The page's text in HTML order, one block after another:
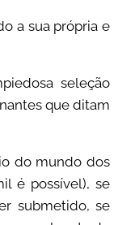
a sua própria e
seleção
que ditam
do mundo dos
é possível), se
submetido, se